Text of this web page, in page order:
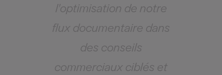
l'optimisation de notre
flux documentaire dans
des conseils
commerciaux ciblés et